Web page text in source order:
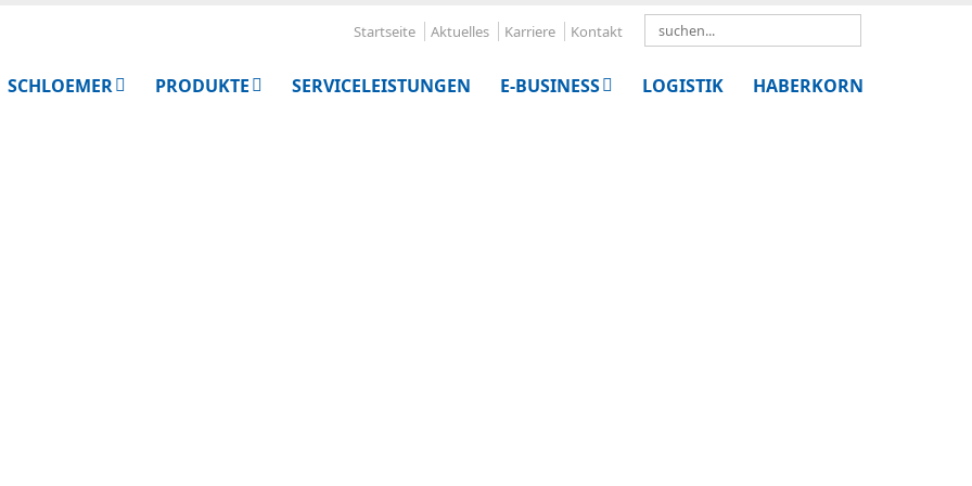
Startseite Aktuelles Karriere Kontakt
SCHLOEMER PRODUKTE SERVICELEISTUNGEN E-BUSINESS LOGISTIK HABERKORN